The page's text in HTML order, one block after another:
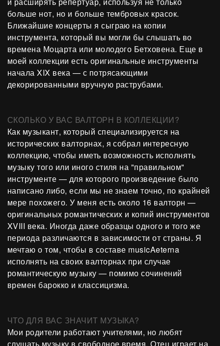
больше нот, но и больше тембровых красок.
Ближайшие концерты я сыграю на копии
инструмента, который вы могли бы слышать во
времена Моцарта или молодого Бетховена. Еще в
моей коллекции есть оригинальные инструменты
начала XIX века — с потрясающими
декорированными вручную раструбами.
СКОЛЬКО У ВАС ВАЛТОРН В КОЛЛЕКЦИИ?
Как музыкант, который специализируется на
исторических валторнах, я собрал интересную
коллекцию, чтобы иметь возможность исполнять
музыку того или иного стиля на "правильном"
инструменте — для которого произведение было
написано либо, если мы не знаем точно, по крайней
мере похожего. У меня есть около 16 валторн —
оригинальных романтических и копий инструментов
XVIII века. Иногда даже образцы одного и того же
периода различаются в зависимости от страны. Я
мечтаю о том, чтобы в составе musicAeterna
исполнять на своих валторнах при случае
романтическую музыку — помимо сочинений
времен барокко и классицизма.
ЧТО ДЛЯ ВАС ЗНАЧИТ МУЗЫКА?
Мои родители работают учителями, но любят
слушать музыку в свободное время. Отец играет на